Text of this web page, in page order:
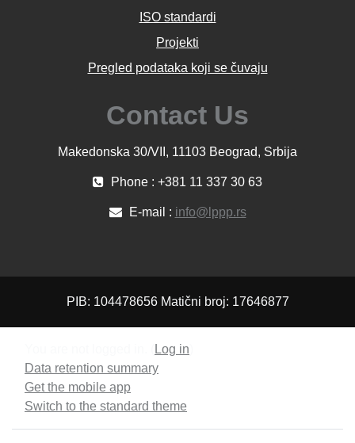
ISO standardi
Projekti
Pregled podataka koji se čuvaju
Contact Us
Makedonska 30/VII, 11103 Beograd, Srbija
Phone : +381 11 337 30 63
E-mail : info@lppp.rs
PIB: 104478656 Matični broj: 17646877
Log in
Data retention summary
Get the mobile app
Switch to the standard theme